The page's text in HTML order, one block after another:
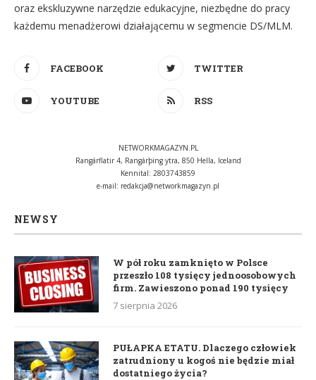
oraz ekskluzywne narzędzie edukacyjne, niezbędne do pracy
każdemu menadżerowi działającemu w segmencie DS/MLM.
FACEBOOK TWITTER
YOUTUBE RSS
NETWORKMAGAZYN.PL
Rangárflatir 4, Rangárþing ytra, 850 Hella, Iceland
Kennital: 2803743859
e-mail: redakcja@networkmagazyn.pl
NEWSY
W pół roku zamknięto w Polsce
przeszło 108 tysięcy jednoosobowych
firm. Zawieszono ponad 190 tysięcy
7 sierpnia 2026
PUŁAPKA ETATU. Dlaczego człowiek
zatrudniony u kogoś nie będzie miał
dostatniego życia?